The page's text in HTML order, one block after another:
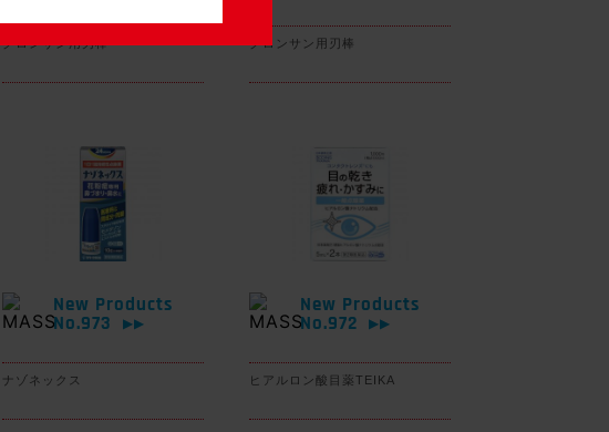
グロンサン用刃棒 グロンサン用刃棒
New Products
No.973
▶▶
ナゾネックス
New Products
No.972
▶▶
ヒアルロン酸目薬TEIKA